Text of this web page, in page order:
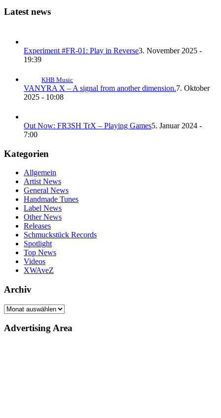
Latest news
Experiment #FR-01: Play in Reverse3. November 2025 -
19:39
KHB Music
VANYRA X – A signal from another dimension.7. Oktober
2025 - 10:08
Out Now: FR3SH TrX – Playing Games5. Januar 2024 -
7:00
Kategorien
Allgemein
Artist News
General News
Handmade Tunes
Label News
Other News
Releases
Schmuckstück Records
Spotlight
Top News
Videos
XWAveZ
Archiv
Archiv
Advertising Area